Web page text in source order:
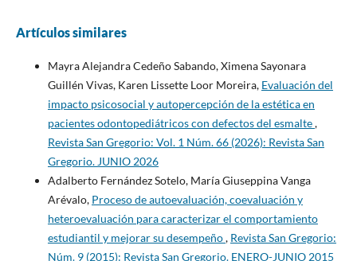
Artículos similares
Mayra Alejandra Cedeño Sabando, Ximena Sayonara
Guillén Vivas, Karen Lissette Loor Moreira, Evaluación del
impacto psicosocial y autopercepción de la estética en
pacientes odontopediátricos con defectos del esmalte,
Revista San Gregorio: Vol. 1 Núm. 66 (2026): Revista San
Gregorio. JUNIO 2026
Adalberto Fernández Sotelo, María Giuseppina Vanga
Arévalo, Proceso de autoevaluación, coevaluación y
heteroevaluación para caracterizar el comportamiento
estudiantil y mejorar su desempeño, Revista San Gregorio:
Núm. 9 (2015): Revista San Gregorio. ENERO-JUNIO 2015